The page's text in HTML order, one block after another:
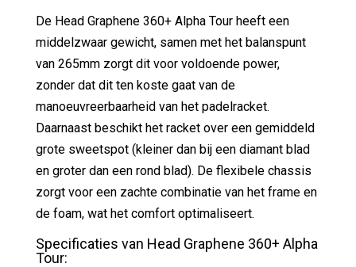
De Head Graphene 360+ Alpha Tour heeft een
middelzwaar gewicht, samen met het balanspunt
van 265mm zorgt dit voor voldoende power,
zonder dat dit ten koste gaat van de
manoeuvreerbaarheid van het padelracket.
Daarnaast beschikt het racket over een gemiddeld
grote sweetspot (kleiner dan bij een diamant blad
en groter dan een rond blad). De flexibele chassis
zorgt voor een zachte combinatie van het frame en
de foam, wat het comfort optimaliseert.
Specificaties van Head Graphene 360+ Alpha
Tour: